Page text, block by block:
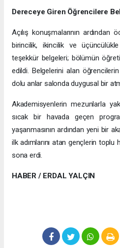
Dereceye Giren Öğrencilere
Açılış konuşmalarının
birincilik, ikincilik ve
teşekkür belgeleri; bölümün
edildi. Belgelerini alan
dolu anlar salonda duygusal bir
Akademisyenlerin mezunlarla
sıcak bir havada geçen
yaşanmasının ardından yeni bir
ilk adımlarını atan gençlerin
sona erdi.
HABER / ERDAL YALÇIN